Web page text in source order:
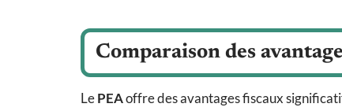
Comparaison des
LePEAoffre des avantages fiscaux